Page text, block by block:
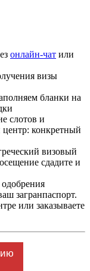
онлайн-чат или
визы
бланки на
слотов и
центр: конкретный
визовый
сдадите и
загранпаспорт.
или заказываете